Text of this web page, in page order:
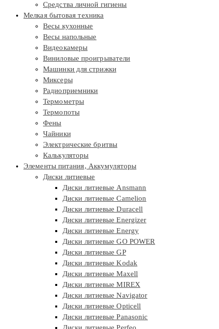
Средства личной гигиены
Мелкая бытовая техника
Весы кухонные
Весы напольные
Видеокамеры
Виниловые проигрыватели
Машинки для стрижки
Миксеры
Радиоприемники
Термометры
Термопоты
Фены
Чайники
Электрические бритвы
Калькуляторы
Элементы питания, Аккумуляторы
Диски литиевые
Диски литиевые Ansmann
Диски литиевые Camelion
Диски литиевые Duracell
Диски литиевые Energizer
Диски литиевые Energy
Диски литиевые GO POWER
Диски литиевые GP
Диски литиевые Kodak
Диски литиевые Maxell
Диски литиевые MIREX
Диски литиевые Navigator
Диски литиевые Opticell
Диски литиевые Panasonic